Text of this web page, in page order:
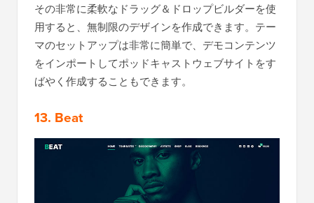
その非常に柔軟なドラッグ＆ドロップビルダーを使
用すると、無制限のデザインを作成できます。テー
マのセットアップは非常に簡単で、デモコンテンツ
をインポートしてポッドキャストウェブサイトをす
ばやく作成することもできます。
13. Beat